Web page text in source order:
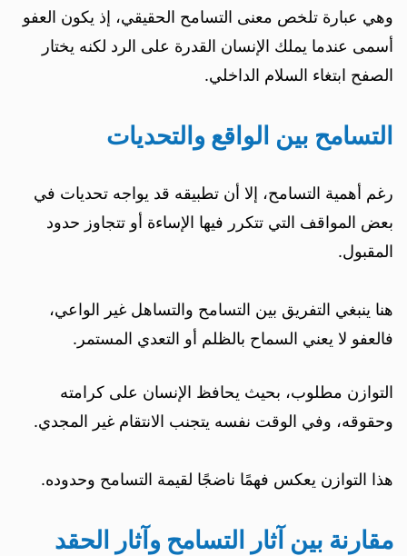
وهي عبارة تلخص معنى التسامح الحقيقي، إذ يكون العفو
أسمى عندما يملك الإنسان القدرة على الرد لكنه يختار
الصفح ابتغاء السلام الداخلي.
التسامح بين الواقع والتحديات
رغم أهمية التسامح، إلا أن تطبيقه قد يواجه تحديات في
بعض المواقف التي تتكرر فيها الإساءة أو تتجاوز حدود
المقبول.
هنا ينبغي التفريق بين التسامح والتساهل غير الواعي،
فالعفو لا يعني السماح بالظلم أو التعدي المستمر.
التوازن مطلوب، بحيث يحافظ الإنسان على كرامته
وحقوقه، وفي الوقت نفسه يتجنب الانتقام غير المجدي.
هذا التوازن يعكس فهمًا ناضجًا لقيمة التسامح وحدوده.
مقارنة بين آثار التسامح وآثار الحقد